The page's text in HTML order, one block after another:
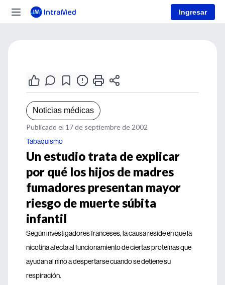
Ingresar
Noticias médicas
Publicado el 17 de septiembre de 2002
Tabaquismo
Un estudio trata de explicar
por qué los hijos de madres
fumadores presentan mayor
riesgo de muerte súbita
infantil
Según investigadores franceses, la causa reside en que la
nicotina afecta al funcionamiento de ciertas proteínas que
ayudan al niño a despertarse cuando se detiene su
respiración.